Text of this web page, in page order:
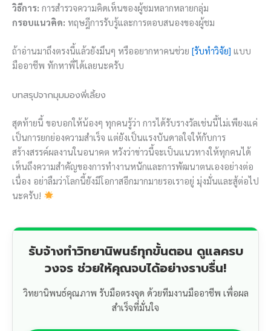
วิธีการ: การสำรวจความคิดเห็นของผู้ชมหลากหลายกลุ่ม
กรอบแนวคิด: ทฤษฎีการรับรู้และการตอบสนองของผู้ชม
ถ้าอ่านมาถึงตรงนี้แล้วยังมึนๆ หรืออยากหาคนช่วย [รับทำวิจัย] แบบ
มืออาชีพ ทักหาพี่ได้เลยนะครับ
บทสรุปจากมุมมองพี่เลี้ยง
สุดท้ายนี้ ขอบอกให้น้องๆ ทุกคนรู้ว่า การได้รับรางวัลเช่นนี้ไม่เพียงแค่
เป็นการยกย่องความสำเร็จ แต่ยังเป็นแรงบันดาลใจให้กับการ
สร้างสรรค์ผลงานในอนาคต หวังว่าข่าวนี้จะเป็นแนวทางให้ทุกคนได้
เห็นถึงความสำคัญของการทำงานหนักและการพัฒนาตนเองอย่างต่อ
เนื่อง อย่าลืมว่าโลกนี้ยังมีโอกาสอีกมากมายรอเราอยู่ มุ่งมั่นและสู้ต่อไป
นะครับ!
รับจ้างทำวิทยานิพนธ์ทุกขั้นตอน ดูแลครบ
วงจร ช่วยให้คุณจบได้อย่างราบรื่น!
วิทยานิพนธ์คุณภาพ รับมือตรงจุด ด้วยทีมงานมืออาชีพ เพื่อผล
สำเร็จที่มั่นใจ